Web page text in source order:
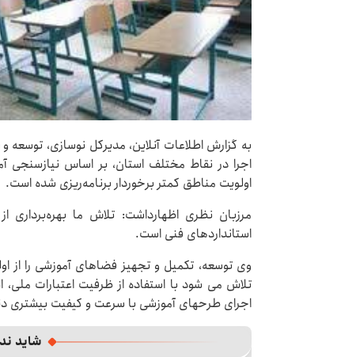
به گزارش اطلاعات آنلاین، مدیرکل نوسازی،
اجرا در نقاط مختلف استان، بر اساس
اولویت مناطق کمتر برخوردار برنامه‌ریزی شده است.
مرزبان نظری اظهارداشت: تلاش ما
استانداردهای فنی است.
وی توسعه، تکمیل و تجهیز فضاهای آموزشی را از
تلاش می‌ شود با استفاده از ظرفیت اعتبارات
اجرای طرحهای آموزشی با سرعت و کیفیت بیشتری
شاید